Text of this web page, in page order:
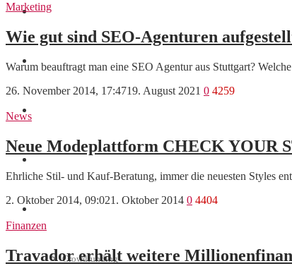
Finanzen
Marketing
Crowdfunding
Marketing
Wie gut sind SEO-Agenturen
Warum beauftragt man eine SEO Agentur aus Stuttgart?
26. November 2014, 17:4719. August 2021 0 4259
News
Neue Modeplattform CHECK YOUR
Ehrliche Stil- und Kauf-Beratung, immer die neuesten Styles
2. Oktober 2014, 09:021. Oktober 2014 0 4404
Finanzen
Travador erhält weitere